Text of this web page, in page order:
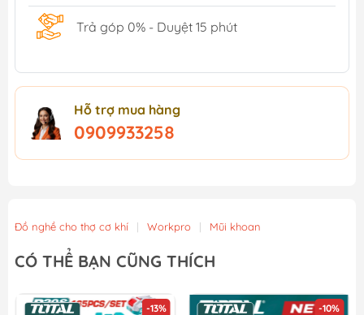
Trả góp 0% - Duyệt 15 phút
Hỗ trợ mua hàng
0909933258
Đồ nghề cho thợ cơ khí | Workpro | Mũi khoan
CÓ THỂ BẠN CŨNG THÍCH
-13% -10%